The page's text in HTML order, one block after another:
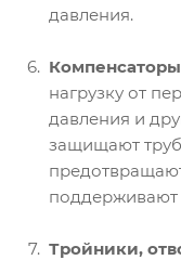
давления.
Компенсаторы
нагрузку от
давления и
защищают
поддерживают
Тройники,